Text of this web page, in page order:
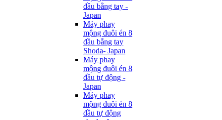
đầu bằng tay -
Japan
Máy phay
mộng đuôi én 8
đầu bằng tay
Shoda- Japan
Máy phay
mộng đuôi én 8
đầu tự động -
Japan
Máy phay
mộng đuôi én 8
đầu tự động